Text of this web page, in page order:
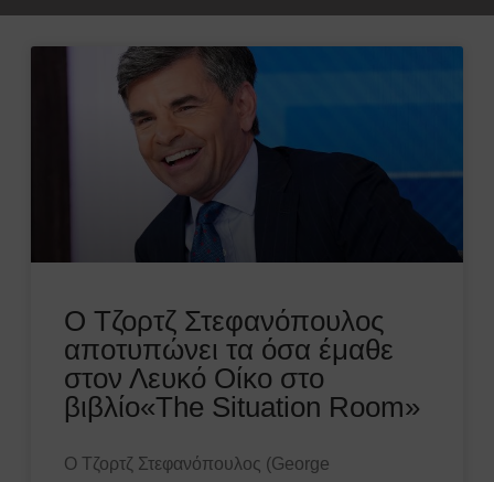
Ο Τζορτζ Στεφανόπουλος
αποτυπώνει τα όσα έμαθε
στον Λευκό Οίκο στο
βιβλίο«The Situation Room»
Ο Τζορτζ Στεφανόπουλος (George